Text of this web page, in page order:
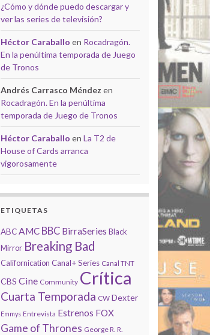
¿Cómo y dónde puedo descargar y
ver las series de televisión?
Héctor Caraballo en Rocadragón.
En la penúltima temporada de Juego
de Tronos
Andrés Carrasco Méndez en
Rocadragón. En la penúltima
temporada de Juego de Tronos
Héctor Caraballo en La T2 de
House of Cards arranca
vigorosamente
ETIQUETAS
ABC AMC BBC BirraSeries Black
Mirror Breaking Bad
Californication Canal+ Series Canal TNT
CBS Cine Community Crítica
Cuarta Temporada CW Dexter
Emmys Entrevista Estrenos FOX
Game of Thrones George R. R.